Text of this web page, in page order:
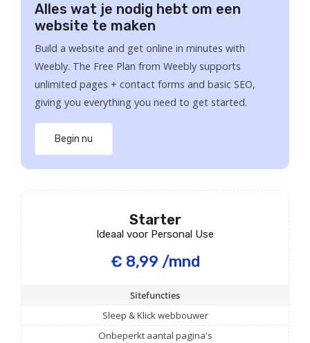
Alles wat je nodig hebt om een
website te maken
Build a website and get online in minutes with
Weebly. The Free Plan from Weebly supports
unlimited pages + contact forms and basic SEO,
giving you everything you need to get started.
Begin nu
Starter
Ideaal voor Personal Use
€ 8,99 /mnd
Sitefuncties
Sleep & Klick webbouwer
Onbeperkt aantal pagina's